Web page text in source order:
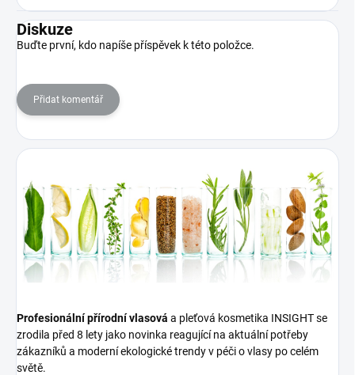
Diskuze
Buďte první, kdo napíše příspěvek k této položce.
Přidat komentář
Profesionální přírodní vlasová a pleťová kosmetika INSIGHT se
zrodila před 8 lety jako novinka reagující na aktuální potřeby
zákazníků a moderní ekologické trendy v péči o vlasy po celém
světě.